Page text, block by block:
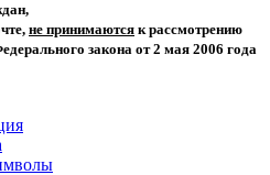
не принимаются к рассмотрению
закона от 2 мая 2006 года